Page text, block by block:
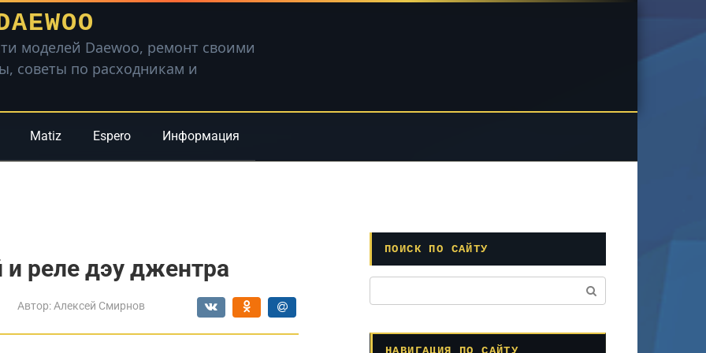
моделей Daewoo, ремонт своими
советы по расходникам и
Matiz Espero Информация
и реле дэу джентра
Автор: Алексей Смирнов
ПОИСК ПО САЙТУ